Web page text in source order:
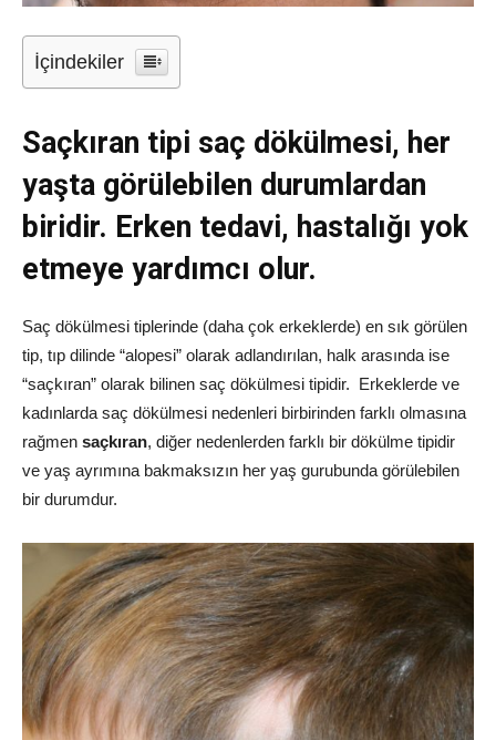
İçindekiler
Saçkıran tipi saç dökülmesi, her
yaşta görülebilen durumlardan
biridir. Erken tedavi, hastalığı yok
etmeye yardımcı olur.
Saç dökülmesi tiplerinde (daha çok erkeklerde) en sık görülen
tip, tıp dilinde “alopesi” olarak adlandırılan, halk arasında ise
“saçkıran” olarak bilinen saç dökülmesi tipidir. Erkeklerde ve
kadınlarda saç dökülmesi nedenleri birbirinden farklı olmasına
rağmen saçkıran, diğer nedenlerden farklı bir dökülme tipidir
ve yaş ayrımına bakmaksızın her yaş gurubunda görülebilen
bir durumdur.